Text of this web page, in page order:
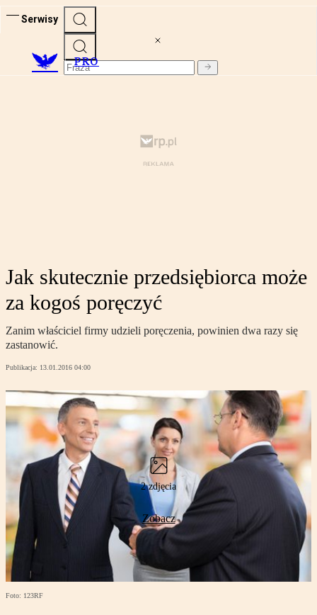
Serwisy
PRO
Jak skutecznie przedsiębiorca może
za kogoś poręczyć
Zanim właściciel firmy udzieli poręczenia, powinien dwa razy się
zastanowić.
Publikacja: 13.01.2016 04:00
2 zdjęcia
Zobacz
Foto: 123RF